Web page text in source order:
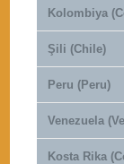
Kolombiya
Şili (Chile)
Peru (Peru)
Venezuela
Kosta Rika